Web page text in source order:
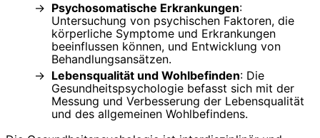
Psychosomatische Erkrankungen:
Untersuchung von psychischen Faktoren, die
körperliche Symptome und Erkrankungen
beeinflussen können, und Entwicklung von
Behandlungsansätzen.
Lebensqualität und Wohlbefinden: Die
Gesundheitspsychologie befasst sich mit der
Messung und Verbesserung der Lebensqualität
und des allgemeinen Wohlbefindens.